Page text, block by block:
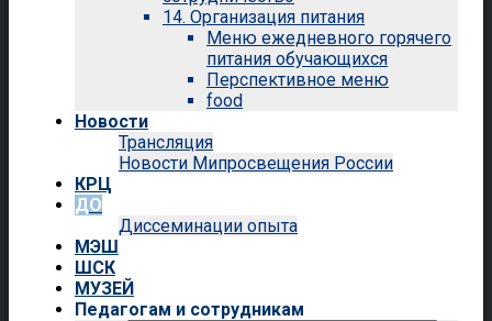
14. Организация питания
Меню ежедневного горячего
питания обучающихся
Перспективное меню
food
Новости
Трансляция
Новости Мипросвещения России
КРЦ
ДО
Диссеминации опыта
МЭШ
ШСК
МУЗЕЙ
Педагогам и сотрудникам